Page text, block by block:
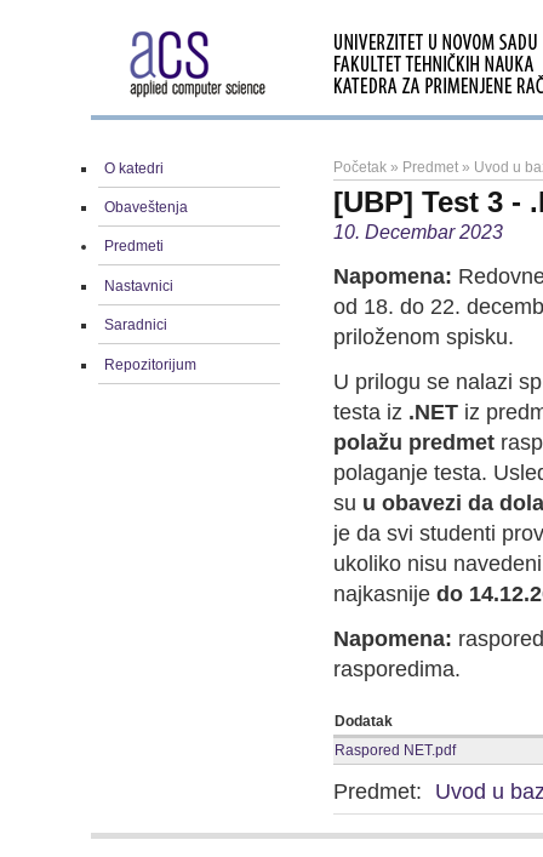
O katedri
Obaveštenja
Predmeti
Nastavnici
Saradnici
Repozitorijum
Početak » Predmet » Uvod u
[UBP] Test 3 -
10. Decembar 2023
Napomena:
od 18. do 22.
priloženom spisku.
U prilogu se nalazi
testa iz .NET iz
polažu predmet
polaganje testa.
su u obavezi da
je da svi studenti
ukoliko nisu
najkasnije do
Napomena:
rasporedima.
Dodatak
Raspored NET.pdf
Predmet: Uvod u